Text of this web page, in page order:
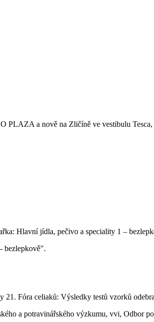
PLAZA a nově na Zličíně ve vestibulu
bezlepkově".
a potravinářského výzkumu, vvi, Odbor